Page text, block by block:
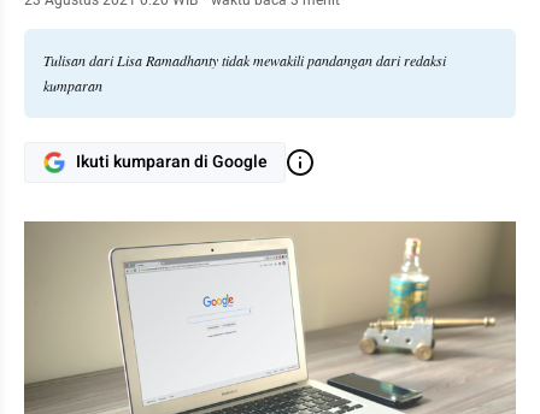
Tulisan dari Lisa Ramadhanty tidak mewakili pandangan dari redaksi
kumparan
Ikuti kumparan di Google